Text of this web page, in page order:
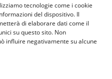
tecnologie come i cookie
del dispositivo. Il
di elaborare dati come il
su questo sito. Non
influire negativamente su alcune